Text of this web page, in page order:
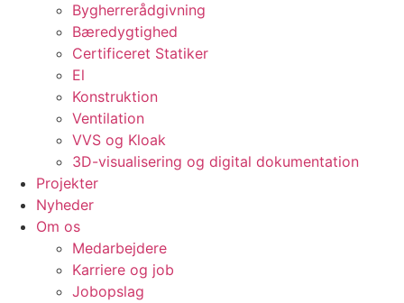
Bygherrerådgivning
Bæredygtighed
Certificeret Statiker
El
Konstruktion
Ventilation
VVS og Kloak
3D-visualisering og digital dokumentation
Projekter
Nyheder
Om os
Medarbejdere
Karriere og job
Jobopslag